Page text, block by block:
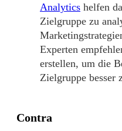
Analytics helfen
Zielgruppe zu
Experten
erstellen, um die
Zielgruppe besser
Contra